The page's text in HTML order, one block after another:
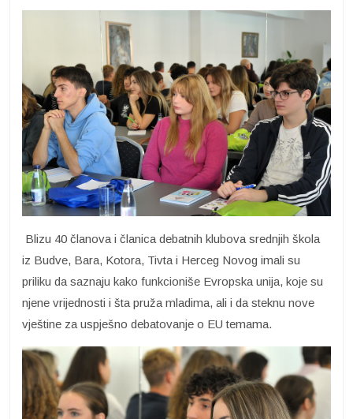
Blizu 40 članova i članica debatnih klubova srednjih škola
iz Budve, Bara, Kotora, Tivta i Herceg Novog imali su
priliku da saznaju kako funkcioniše Evropska unija, koje su
njene vrijednosti i šta pruža mladima, ali i da steknu nove
vještine za uspješno debatovanje o EU temama.